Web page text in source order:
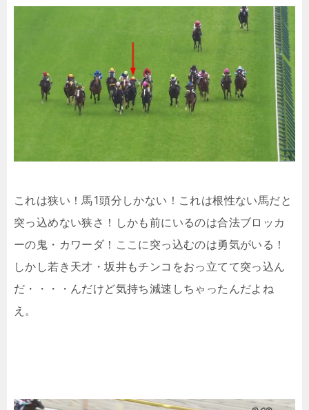
これは狭い！馬1頭分しかない！これは根性ない馬だと
突っ込めない狭さ！しかも前にいるのは合法ブロッカ
ーの鬼・カワーダ！ここに突っ込むのは勇気がいる！
しかし若き天才・坂井もチンコをおっ立てて突っ込ん
だ・・・・んだけど気持ち減速しちゃったんだよね
え。